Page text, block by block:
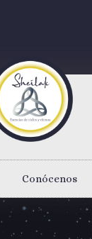
Conócenos